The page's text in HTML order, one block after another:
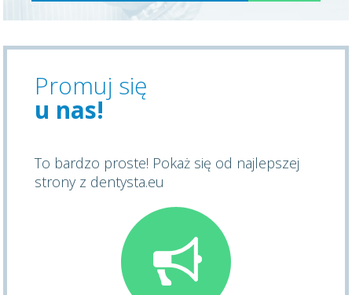
Promuj się
u nas!
To bardzo proste! Pokaż się od najlepszej
strony z dentysta.eu